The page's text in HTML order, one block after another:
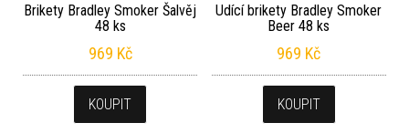
Brikety Bradley Smoker Šalvěj
48 ks
969 Kč
KOUPIT
Udící brikety Bradley Smoker
Beer 48 ks
969 Kč
KOUPIT